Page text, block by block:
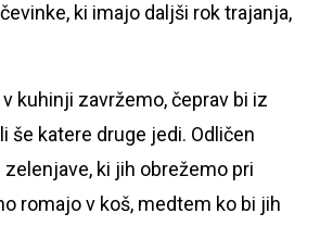
ki imajo daljši rok trajanja,
kuhinji zavržemo, čeprav bi iz
še katere druge jedi. Odličen
ki jih obrežemo pri
romajo v koš, medtem ko bi jih